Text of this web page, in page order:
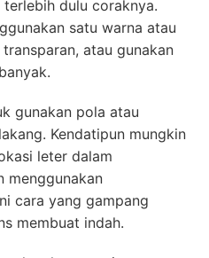
dulu coraknya.
satu warna atau
atau gunakan
gunakan pola atau
Kendatipun mungkin
leter dalam
menggunakan
cara yang gampang
membuat indah.